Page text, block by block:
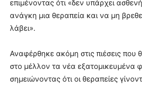
επιμένοντας ότι «δεν υπάρχει
ανάγκη μια θεραπεία και να μη
λάβει».
Αναφέρθηκε ακόμη στις πιέσεις που
στο μέλλον τα νέα εξατομικευμένα
σημειώνοντας ότι οι θεραπείες